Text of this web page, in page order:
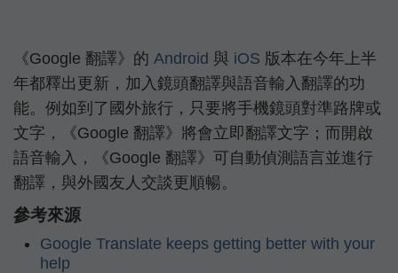
《Google 翻譯》的 Android 與 iOS 版本在今年上半
年都釋出更新，加入鏡頭翻譯與語音輸入翻譯的功
能。例如到了國外旅行，只要將手機鏡頭對準路牌或
文字，《Google 翻譯》將會立即翻譯文字；而開啟
語音輸入，《Google 翻譯》可自動偵測語言並進行
翻譯，與外國友人交談更順暢。
參考來源
Google Translate keeps getting better with your
help